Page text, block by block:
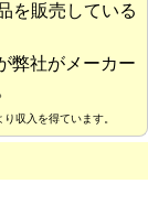
を販売している
弊社がメーカー
収入を得ています。